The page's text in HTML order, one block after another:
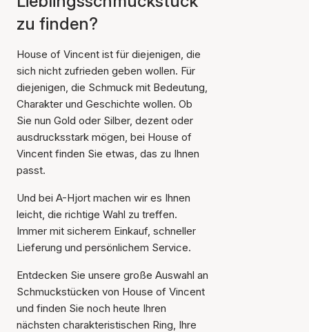
zu finden?
House of Vincent ist für diejenigen, die
sich nicht zufrieden geben wollen. Für
diejenigen, die Schmuck mit Bedeutung,
Charakter und Geschichte wollen. Ob
Sie nun Gold oder Silber, dezent oder
ausdrucksstark mögen, bei House of
Vincent finden Sie etwas, das zu Ihnen
passt.
Und bei A-Hjort machen wir es Ihnen
leicht, die richtige Wahl zu treffen.
Immer mit sicherem Einkauf, schneller
Lieferung und persönlichem Service.
Entdecken Sie unsere große Auswahl an
Schmuckstücken von House of Vincent
und finden Sie noch heute Ihren
nächsten charakteristischen Ring, Ihre